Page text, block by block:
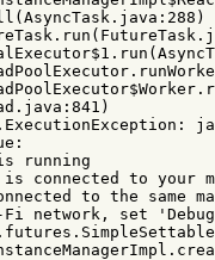
running
connected to your
to the same
Fi network, set